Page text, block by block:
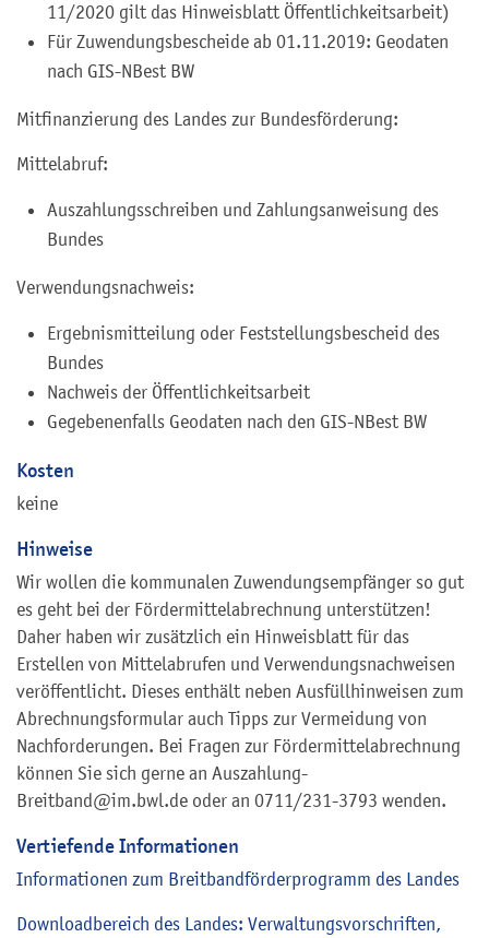
11/2020 gilt das Hinweisblatt Öffentlichkeitsarbeit)
Für Zuwendungsbescheide ab 01.11.2019: Geodaten
nach GIS-NBest BW
Mitfinanzierung des Landes zur Bundesförderung:
Mittelabruf:
Auszahlungsschreiben und Zahlungsanweisung des
Bundes
Verwendungsnachweis:
Ergebnismitteilung oder Feststellungsbescheid des
Bundes
Nachweis der Öffentlichkeitsarbeit
Gegebenenfalls Geodaten nach den GIS-NBest BW
Kosten
keine
Hinweise
Wir wollen die kommunalen Zuwendungsempfänger so gut
es geht bei der Fördermittelabrechnung unterstützen!
Daher haben wir zusätzlich ein Hinweisblatt für das
Erstellen von Mittelabrufen und Verwendungsnachweisen
veröffentlicht. Dieses enthält neben Ausfüllhinweisen zum
Abrechnungsformular auch Tipps zur Vermeidung von
Nachforderungen. Bei Fragen zur Fördermittelabrechnung
können Sie sich gerne an Auszahlung-
Breitband@im.bwl.de oder an 0711/231-3793 wenden.
Vertiefende Informationen
Informationen zum Breitbandförderprogramm des Landes
Downloadbereich des Landes: Verwaltungsvorschriften,